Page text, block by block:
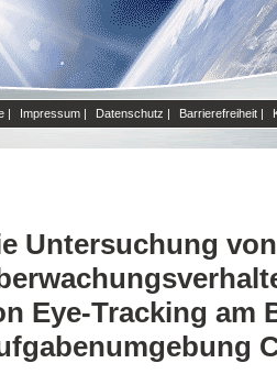
| Impressum | Datenschutz | Barrierefreiheit |
Untersuchung
Eye-Tracking am